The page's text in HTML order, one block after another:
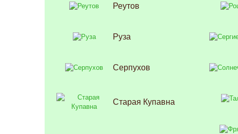
Реутов
Руза
Серпухов
Старая Купавна